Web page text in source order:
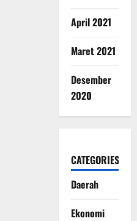
April 2021
Maret 2021
Desember
2020
CATEGORIES
Daerah
Ekonomi